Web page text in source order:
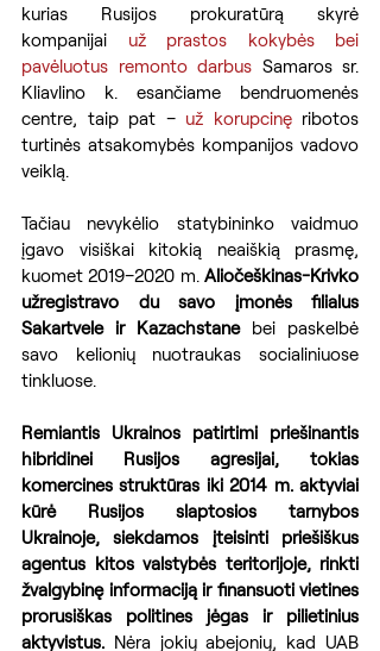
kurias Rusijos prokuratūrą skyrė
kompanijai už prastos kokybės bei
pavėluotus remonto darbus Samaros sr.
Kliavlino k. esančiame bendruomenės
centre, taip pat – už korupcinę ribotos
turtinės atsakomybės kompanijos vadovo
veiklą.
Tačiau nevykėlio statybininko vaidmuo
įgavo visiškai kitokią neaiškią prasmę,
kuomet 2019–2020 m. Aliočeškinas-Krivko
užregistravo du savo įmonės filialus
Sakartvele ir Kazachstane bei paskelbė
savo kelionių nuotraukas socialiniuose
tinkluose.
Remiantis Ukrainos patirtimi priešinantis
hibridinei Rusijos agresijai, tokias
komercines struktūras iki 2014 m. aktyviai
kūrė Rusijos slaptosios tarnybos
Ukrainoje, siekdamos įteisinti priešiškus
agentus kitos valstybės teritorijoje, rinkti
žvalgybinę informaciją ir finansuoti vietines
prorusiškas politines jėgas ir pilietinius
aktyvistus. Nėra jokių abejonių, kad UAB